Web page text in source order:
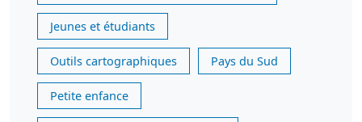
Jeunes et étudiants
Outils cartographiques Pays du Sud
Petite enfance